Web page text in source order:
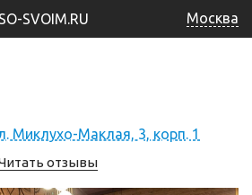
SO-SVOIM.RU Москва
Миклухо-Маклая, 3, корп. 1
отзывы